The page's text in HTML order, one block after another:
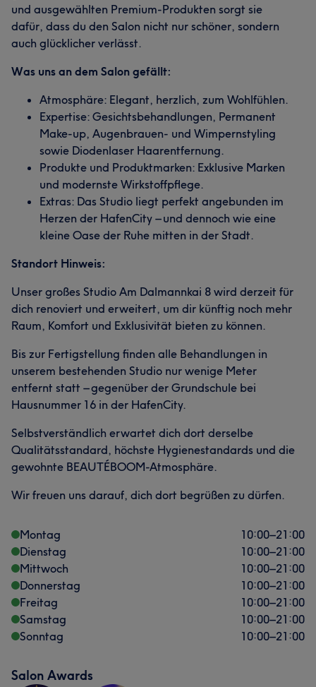
und ausgewählten Premium-Produkten sorgt sie
dafür, dass du den Salon nicht nur schöner, sondern
auch glücklicher verlässt.
Was uns an dem Salon gefällt:
Atmosphäre: Elegant, herzlich, zum Wohlfühlen.
Expertise: Gesichtsbehandlungen, Permanent
Make-up, Augenbrauen- und Wimpernstyling
sowie Diodenlaser Haarentfernung.
Produkte und Produktmarken: Exklusive Marken
und modernste Wirkstoffpflege.
Extras: Das Studio liegt perfekt angebunden im
Herzen der HafenCity – und dennoch wie eine
kleine Oase der Ruhe mitten in der Stadt.
Standort Hinweis:
Unser großes Studio Am Dalmannkai 8 wird derzeit für
dich renoviert und erweitert, um dir künftig noch mehr
Raum, Komfort und Exklusivität bieten zu können.
Bis zur Fertigstellung finden alle Behandlungen in
unserem bestehenden Studio nur wenige Meter
entfernt statt – gegenüber der Grundschule bei
Hausnummer 16 in der HafenCity.
Selbstverständlich erwartet dich dort derselbe
Qualitätsstandard, höchste Hygienestandards und die
gewohnte BEAUTÉBOOM-Atmosphäre.
Wir freuen uns darauf, dich dort begrüßen zu dürfen.
Montag 10:00–21:00
Dienstag
10:00–21:00
Mittwoch
10:00–21:00
Donnerstag
10:00–21:00
Freitag
10:00–21:00
Samstag
10:00–21:00
Sonntag
10:00–21:00
Salon Awards